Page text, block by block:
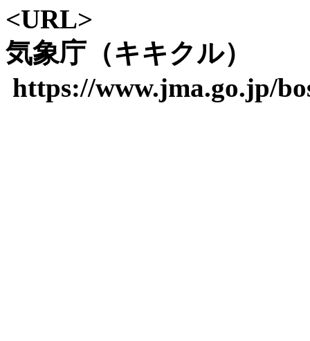
<URL>
気象庁（キキクル）
https://www.jma.go.jp/